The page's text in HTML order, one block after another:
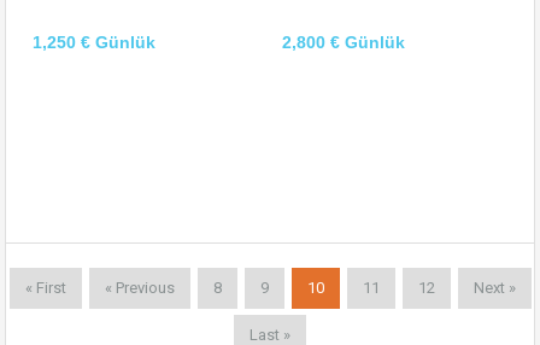
1,250 € Günlük 2,800 € Günlük
« First « Previous 8 9 10 11 12 Next »
Last »